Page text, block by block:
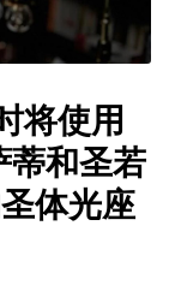
将使用
蒂和圣若
体光座